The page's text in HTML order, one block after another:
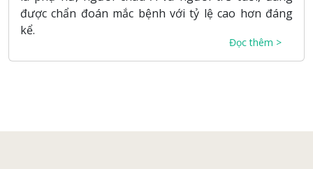
được chẩn đoán mắc bệnh với tỷ lệ cao hơn đáng
kể.
Đọc thêm >